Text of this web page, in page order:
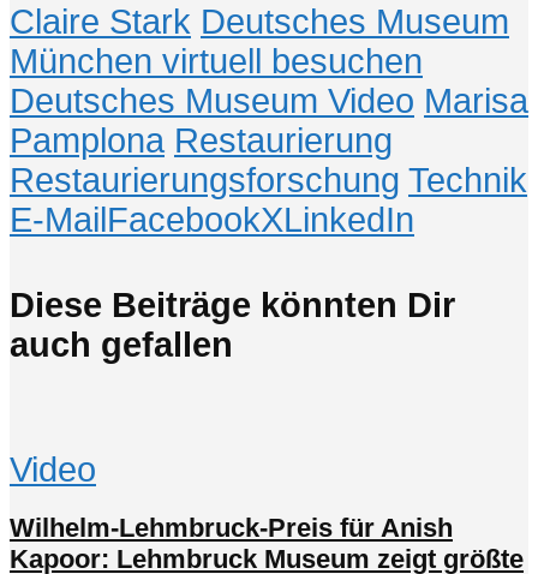
Claire Stark Deutsches Museum
München virtuell besuchen
Deutsches Museum Video Marisa
Pamplona Restaurierung
Restaurierungsforschung Technik
E-MailFacebookXLinkedIn
Diese Beiträge könnten Dir
auch gefallen
Video
Wilhelm-Lehmbruck-Preis für Anish
Kapoor: Lehmbruck Museum zeigt größte